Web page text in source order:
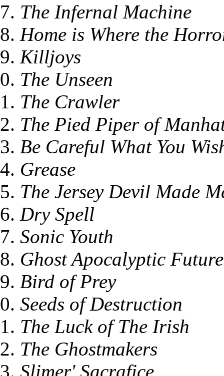
The Infernal Machine
Home is Where the
Killjoys
The Unseen
The Crawler
The Pied Piper of
Be Careful What You
Grease
The Jersey Devil Made
Dry Spell
Sonic Youth
Ghost Apocalyptic Future
Bird of Prey
Seeds of Destruction
The Luck of The Irish
The Ghostmakers
Slimer' Sacrafice